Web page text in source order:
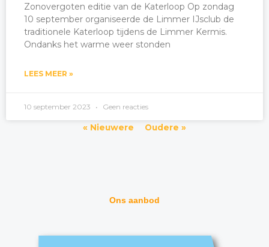
Zonovergoten editie van de Katerloop Op zondag
10 september organiseerde de Limmer IJsclub de
traditionele Katerloop tijdens de Limmer Kermis.
Ondanks het warme weer stonden
LEES MEER »
10 september 2023 Geen reacties
« Nieuwere Oudere »
Ons aanbod